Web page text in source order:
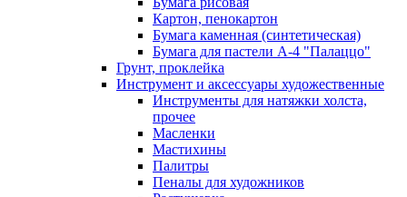
Картон, пенокартон
Бумага каменная (синтетическая)
Бумага для пастели А-4 "Палаццо"
Грунт, проклейка
Инструмент и аксессуары художественные
Инструменты для натяжки холста,
прочее
Масленки
Мастихины
Палитры
Пеналы для художников